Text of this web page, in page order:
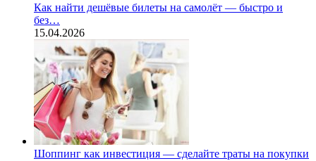
Как найти дешёвые билеты на самолёт — быстро и
без…
15.04.2026
Шоппинг как инвестиция — сделайте траты на покупки